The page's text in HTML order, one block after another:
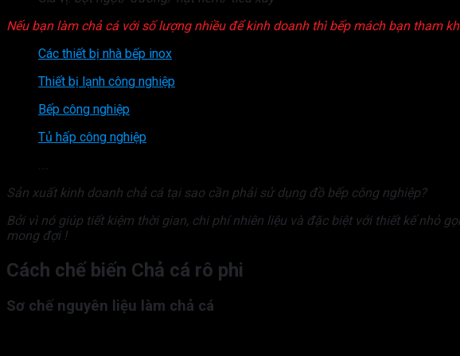
Nếu bạn làm chả cá với số lượng nhiều để kinh doanh thì bếp mách bạn tham
Các thiết bị nhà bếp inox
Thiết bị lạnh công nghiệp
Bếp công nghiệp
Tủ hấp công nghiệp
….
Sản xuất kinh doanh chả cá tại sao cần phải sử dụng đồ bếp công nghiệp?
Bởi vì nó giúp tiết kiệm thời gian, chi phí nhiên liệu và đặc biệt với thiết kế nhỏ
mong đợi !
Cách chế biến Chả cá rô phi
Sơ chế nguyên liệu làm chả cá